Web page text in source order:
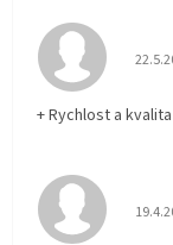
+ Rychlost a kvalita